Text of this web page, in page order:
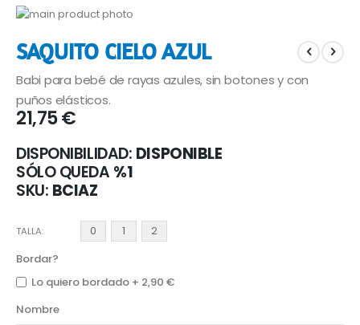
Saltar
final
de
la
galería
de
imágenes
al
comienzo
de
la
galería
imágenes
SAQUITO CIELO AZUL
Babi para bebé de rayas azules, sin botones y con
puños elásticos.
21,75 €
DISPONIBILIDAD: DISPONIBLE
SÓLO QUEDA %1
SKU BCIAZ
TALLA 0 1
2
Bordar?
Lo quiero bordado + 2,90 €
Nombre